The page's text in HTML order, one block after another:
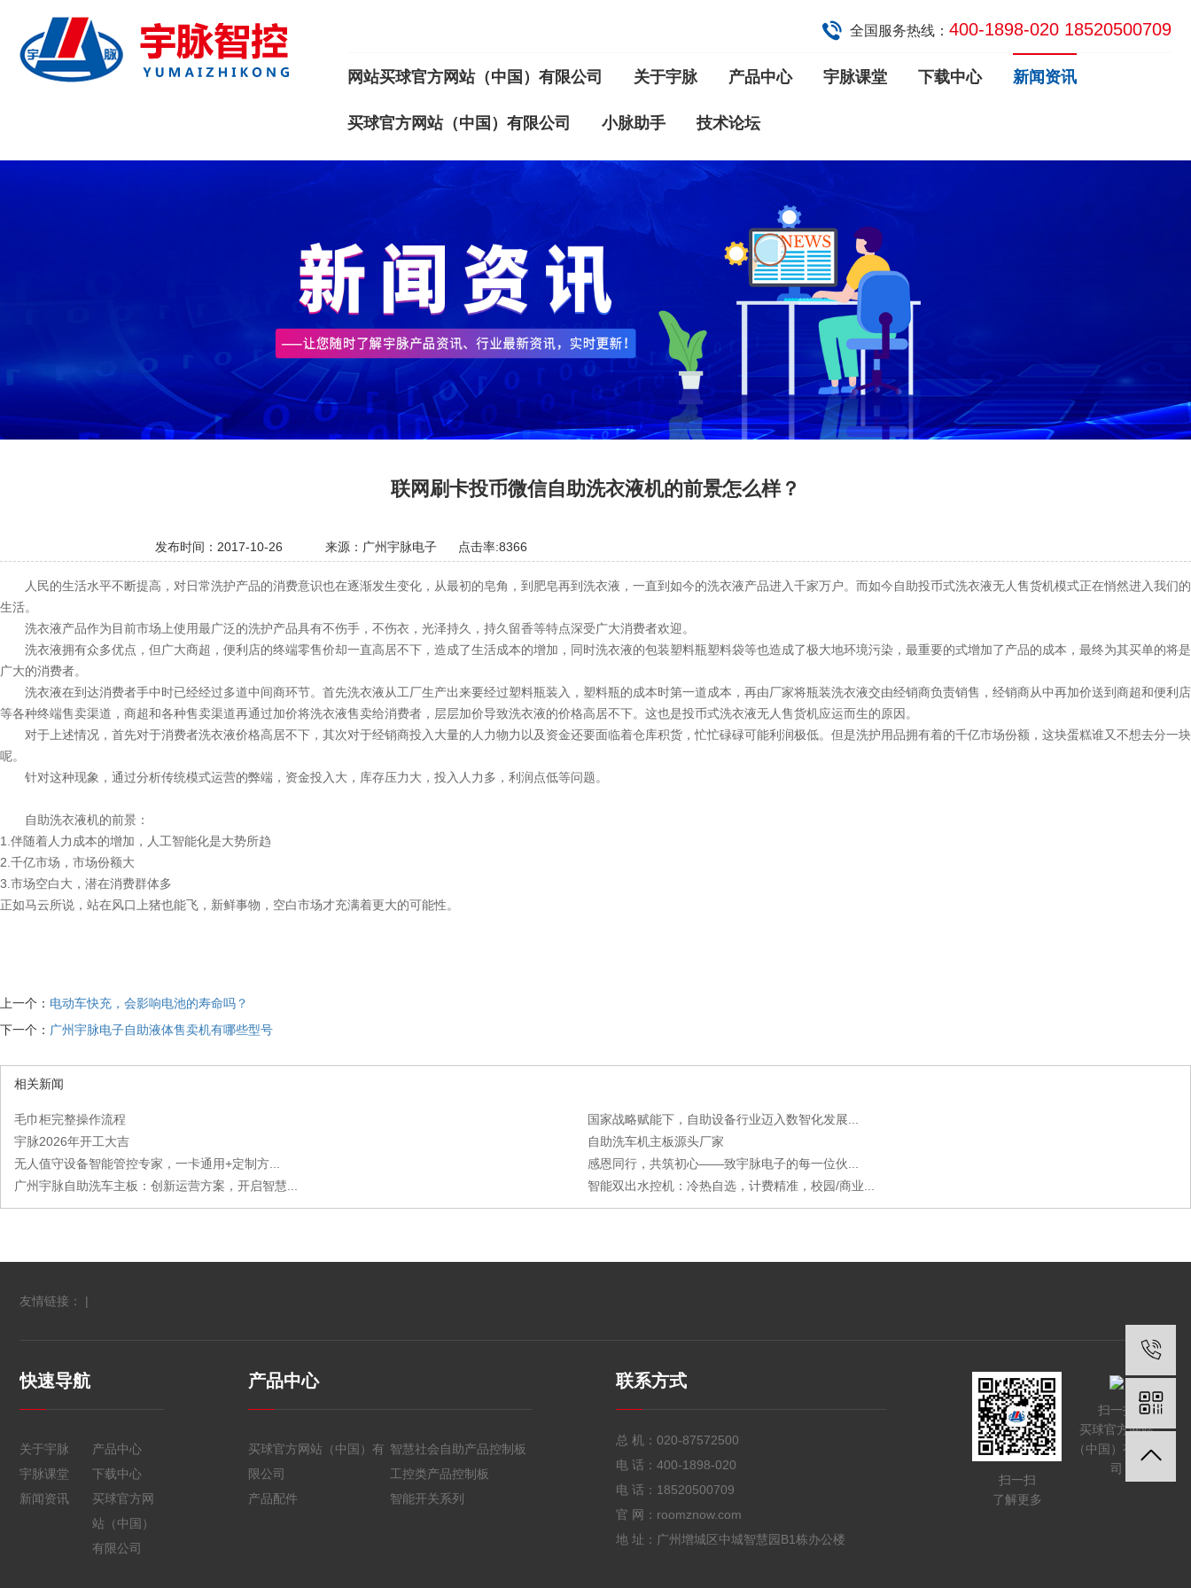
全国服务热线： 400-1898-020 18520500709
网站买球官方网站（中国）有限公司 关于宇脉 产品中心 宇脉课堂 下载中心 新闻资讯
买球官方网站（中国）有限公司 小脉助手 技术论坛
联网刷卡投币微信自助洗衣液机的前景怎么样？
发布时间：2017-10-26 来源：广州宇脉电子 点击率:8366
人民的生活水平不断提高，对日常洗护产品的消费意识也在逐渐发生变化，从最初的皂角，到肥皂再到洗衣液，一直到如今的洗衣液产品进入千家万户。而如今自助投币式洗衣液无人售货机模式正在悄然进入我们的
生活。
洗衣液产品作为目前市场上使用最广泛的洗护产品具有不伤手，不伤衣，光泽持久，持久留香等特点深受广大消费者欢迎。
洗衣液拥有众多优点，但广大商超，便利店的终端零售价却一直高居不下，造成了生活成本的增加，同时洗衣液的包装塑料瓶塑料袋等也造成了极大地环境污染，最重要的式增加了产品的成本，最终为其买单的将是
广大的消费者。
洗衣液在到达消费者手中时已经经过多道中间商环节。首先洗衣液从工厂生产出来要经过塑料瓶装入，塑料瓶的成本时第一道成本，再由厂家将瓶装洗衣液交由经销商负责销售，经销商从中再加价送到商超和便利店
等各种终端售卖渠道，商超和各种售卖渠道再通过加价将洗衣液售卖给消费者，层层加价导致洗衣液的价格高居不下。这也是投币式洗衣液无人售货机应运而生的原因。
对于上述情况，首先对于消费者洗衣液价格高居不下，其次对于经销商投入大量的人力物力以及资金还要面临着仓库积货，忙忙碌碌可能利润极低。但是洗护用品拥有着的千亿市场份额，这块蛋糕谁又不想去分一块
呢。
针对这种现象，通过分析传统模式运营的弊端，资金投入大，库存压力大，投入人力多，利润点低等问题。
自助洗衣液机的前景：
1.伴随着人力成本的增加，人工智能化是大势所趋
2.千亿市场，市场份额大
3.市场空白大，潜在消费群体多
正如马云所说，站在风口上猪也能飞，新鲜事物，空白市场才充满着更大的可能性。
上一个： 电动车快充，会影响电池的寿命吗？
下一个： 广州宇脉电子自助液体售卖机有哪些型号
相关新闻
毛巾柜完整操作流程
国家战略赋能下，自助设备行业迈入数智化发展...
宇脉2026年开工大吉
自助洗车机主板源头厂家
无人值守设备智能管控专家，一卡通用+定制方...
感恩同行，共筑初心——致宇脉电子的每一位伙...
广州宇脉自助洗车主板：创新运营方案，开启智慧...
智能双出水控机：冷热自选，计费精准，校园/商业...
友情链接： |
快速导航
关于宇脉
产品中心
宇脉课堂
下载中心
新闻资讯
买球官方网
站（中国）
有限公司
产品中心
买球官方网站（中国）有
限公司
智慧社会自助产品控制板
工控类产品控制板
产品配件
智能开关系列
联系方式
总 机： 020-87572500
电 话： 400-1898-020
电 话： 18520500709
官 网：roomznow.com
地 址：广州增城区中城智慧园B1栋办公楼
扫一扫
了解更多
扫一扫
买球官方网站
（中国）有限公
司